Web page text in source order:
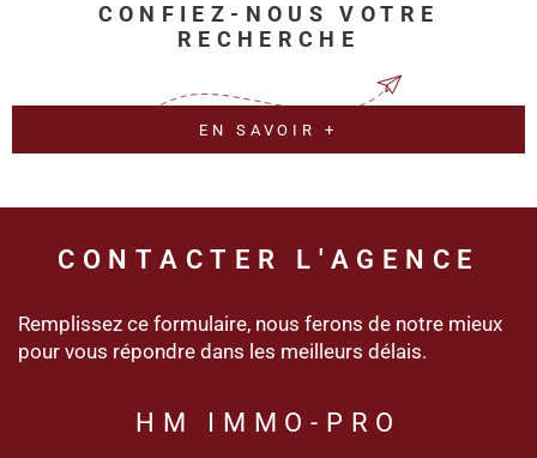
CONFIEZ-NOUS VOTRE
RECHERCHE
EN SAVOIR +
CONTACTER L'AGENCE
Remplissez ce formulaire, nous ferons de notre mieux
pour vous répondre dans les meilleurs délais.
HM IMMO-PRO